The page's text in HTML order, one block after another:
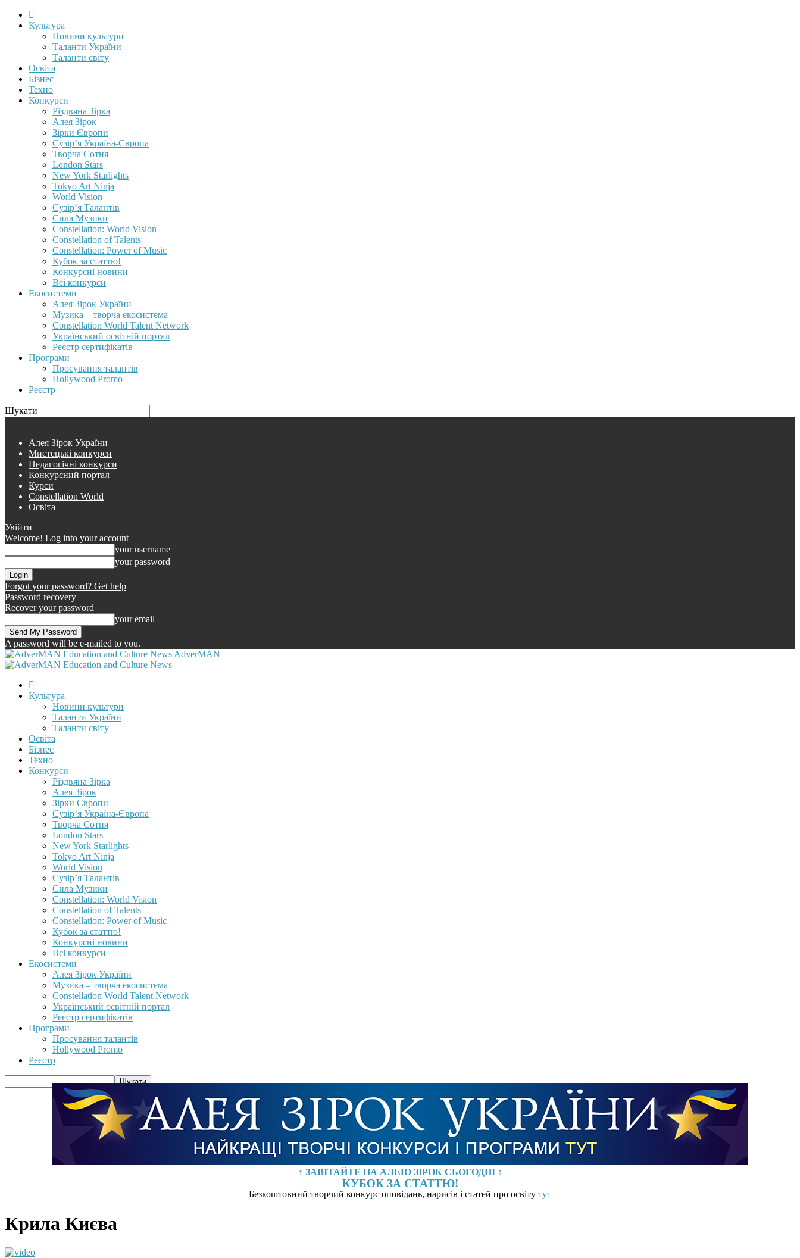
Культура
Новини культури
Таланти України
Таланти світу
Освіта
Бізнес
Техно
Конкурси
Різдвяна Зірка
Алея Зірок
Зірки Європи
Сузір’я Україна-Європа
Творча Сотня
London Stars
New York Starlights
Tokyo Art Ninja
World Vision
Сузір’я Талантів
Сила Музики
Constellation: World Vision
Constellation of Talents
Constellation: Power of Music
Кубок за статтю!
Конкурсні новини
Всі конкурси
Екосистеми
Алея Зірок України
Музика – творча екосистема
Constellation World Talent Network
Український освітній портал
Реєстр сертифікатів
Програми
Просування талантів
Hollywood Promo
Реєстр
Шукати
Алея Зірок України
Мистецькі конкурси
Педагогічні конкурси
Конкурсний портал
Курси
Constellation World
Освіта
Увійти
Welcome! Log into your account
your username
your password
Forgot your password? Get help
Password recovery
Recover your password
your email
A password will be e-mailed to you.
AdverMAN
Культура
Новини культури
Таланти України
Таланти світу
Освіта
Бізнес
Техно
Конкурси
Різдвяна Зірка
Алея Зірок
Зірки Європи
Сузір’я Україна-Європа
Творча Сотня
London Stars
New York Starlights
Tokyo Art Ninja
World Vision
Сузір’я Талантів
Сила Музики
Constellation: World Vision
Constellation of Talents
Constellation: Power of Music
Кубок за статтю!
Конкурсні новини
Всі конкурси
Екосистеми
Алея Зірок України
Музика – творча екосистема
Constellation World Talent Network
Український освітній портал
Реєстр сертифікатів
Програми
Просування талантів
Hollywood Promo
Реєстр
↑ ЗАВІТАЙТЕ НА АЛЕЮ ЗІРОК СЬОГОДНІ ↑
КУБОК ЗА СТАТТЮ!
Безкоштовний творчий конкурс оповідань, нарисів і статей про освіту тут
Крила Києва